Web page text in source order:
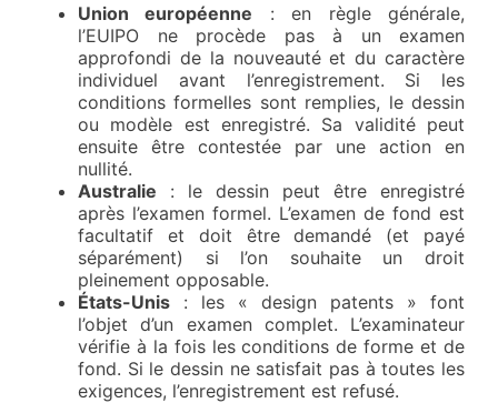
Union européenne : en règle générale,
l’EUIPO ne procède pas à un examen
approfondi de la nouveauté et du caractère
individuel avant l’enregistrement. Si les
conditions formelles sont remplies, le dessin
ou modèle est enregistré. Sa validité peut
ensuite être contestée par une action en
nullité.
Australie : le dessin peut être enregistré
après l’examen formel. L’examen de fond est
facultatif et doit être demandé (et payé
séparément) si l’on souhaite un droit
pleinement opposable.
États-Unis : les « design patents » font
l’objet d’un examen complet. L’examinateur
vérifie à la fois les conditions de forme et de
fond. Si le dessin ne satisfait pas à toutes les
exigences, l’enregistrement est refusé.